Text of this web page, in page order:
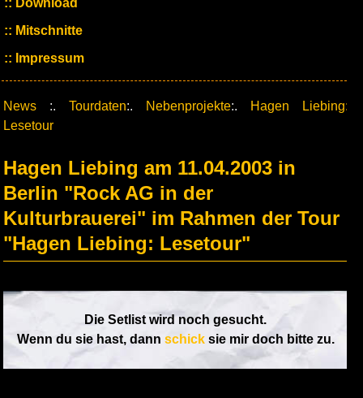
Download
Mitschnitte
Impressum
News :. Tourdaten:. Nebenprojekte:.
Hagen Liebing:
Lesetour
Hagen Liebing am 11.04.2003 in
Berlin "Rock AG in der
Kulturbrauerei" im Rahmen der Tour
"Hagen Liebing: Lesetour"
Die Setlist wird noch gesucht.
Wenn du sie hast, dann schicksie mir doch bitte zu.